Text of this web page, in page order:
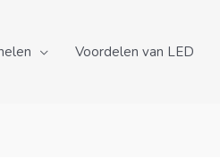
Voordelen van LED